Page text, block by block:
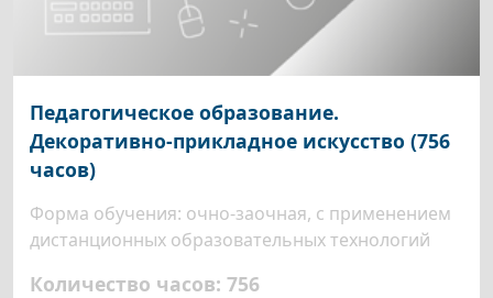
Педагогическое образование.
Декоративно-прикладное искусство (756
часов)
Форма обучения: очно-заочная, с применением
дистанционных образовательных технологий
Количество часов: 756